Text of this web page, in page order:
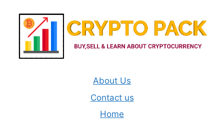
content
About Us
Contact us
Home